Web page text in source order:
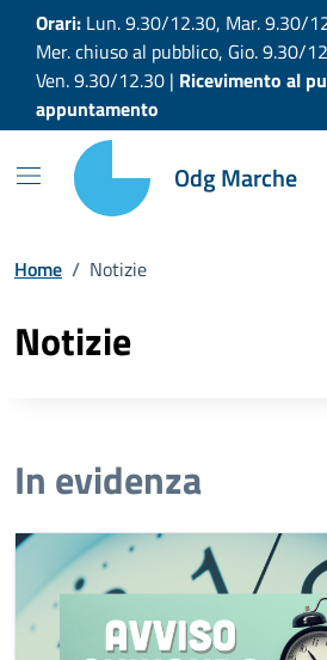
Vai ai contenuti
Vai al footer
Orari: Lun. 9.30/12.30, Mar. 9.30/
Mer. chiuso al pubblico, Gio. 9.30/
Ven. 9.30/12.30 | Ricevimento al
appuntamento
Odg Marche
Home / Notizie
Notizie
In evidenza